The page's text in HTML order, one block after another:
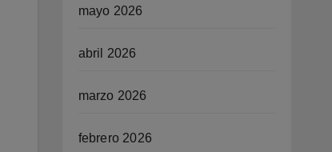
mayo 2026
abril 2026
marzo 2026
febrero 2026